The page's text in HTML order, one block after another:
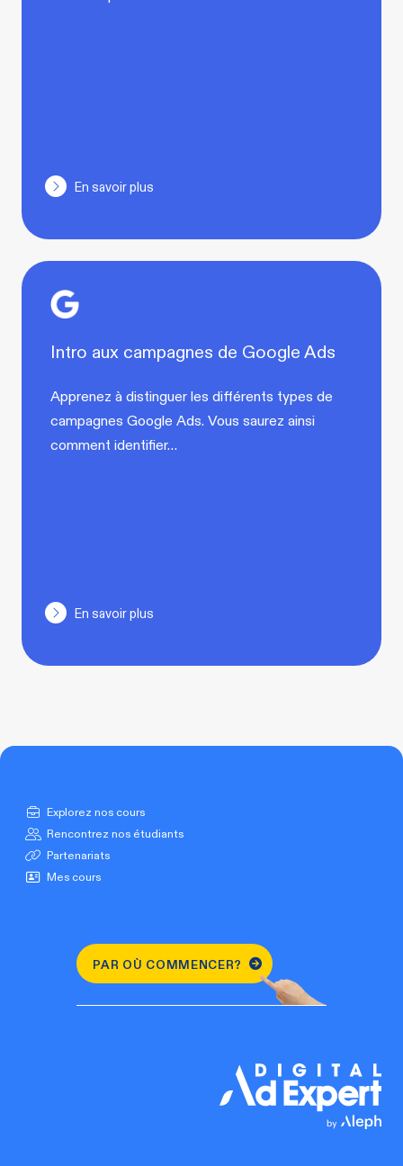
En savoir plus
Intro aux campagnes de Google Ads
Apprenez à distinguer les différents types de
campagnes Google Ads. Vous saurez ainsi
comment identifier…
En savoir plus
Explorez nos cours
Rencontrez nos étudiants
Partenariats
Mes cours
PAR OÙ COMMENCER?